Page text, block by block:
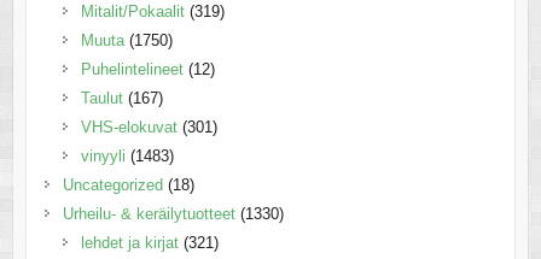
Mitalit/Pokaalit (319)
Muuta (1750)
Puhelintelineet (12)
Taulut (167)
VHS-elokuvat (301)
vinyyli (1483)
Uncategorized (18)
Urheilu- & keräilytuotteet (1330)
lehdet ja kirjat (321)